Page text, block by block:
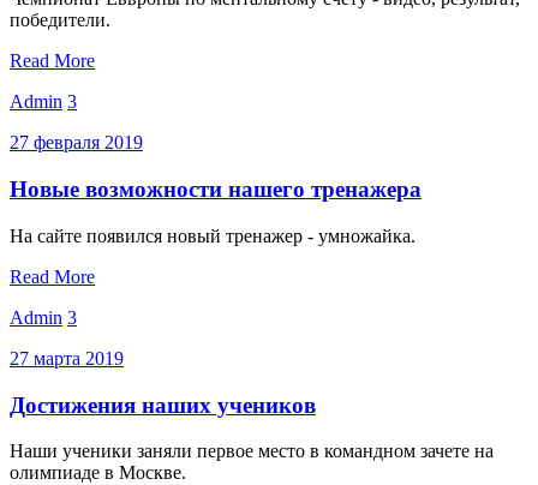
победители.
Read More
Admin 3
27 февраля 2019
Новые возможности нашего тренажера
На сайте появился новый тренажер - умножайка.
Read More
Admin 3
27 марта 2019
Достижения наших учеников
Наши ученики заняли первое место в командном зачете на
олимпиаде в Москве.